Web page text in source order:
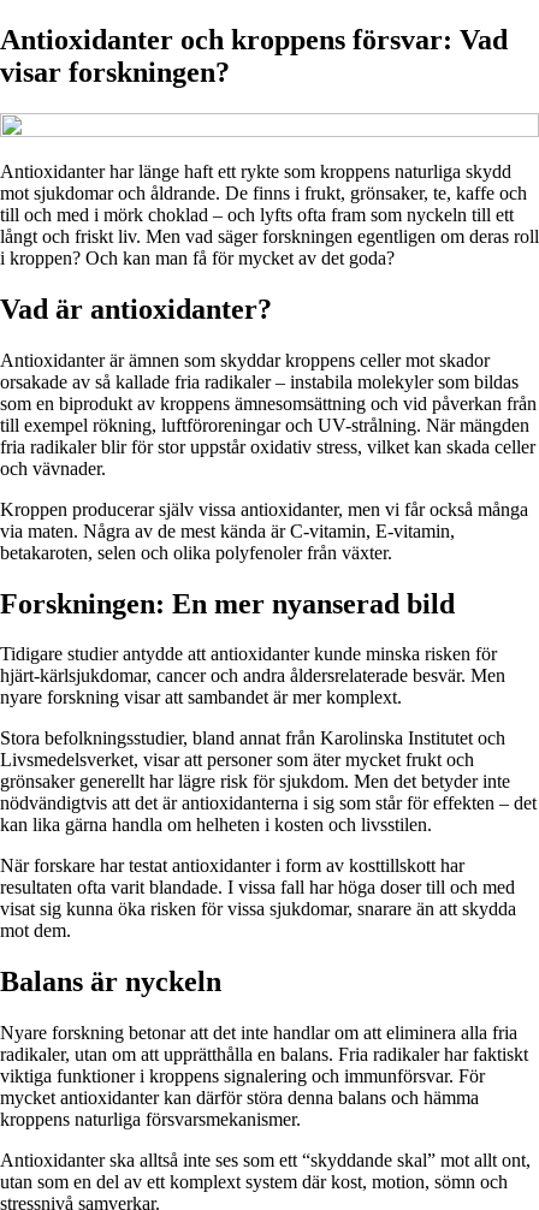
Antioxidanter och kroppens försvar: Vad
visar forskningen?
Antioxidanter har länge haft ett rykte som kroppens naturliga skydd
mot sjukdomar och åldrande. De finns i frukt, grönsaker, te, kaffe och
till och med i mörk choklad – och lyfts ofta fram som nyckeln till ett
långt och friskt liv. Men vad säger forskningen egentligen om deras roll
i kroppen? Och kan man få för mycket av det goda?
Vad är antioxidanter?
Antioxidanter är ämnen som skyddar kroppens celler mot skador
orsakade av så kallade fria radikaler – instabila molekyler som bildas
som en biprodukt av kroppens ämnesomsättning och vid påverkan från
till exempel rökning, luftföroreningar och UV-strålning. När mängden
fria radikaler blir för stor uppstår oxidativ stress, vilket kan skada celler
och vävnader.
Kroppen producerar själv vissa antioxidanter, men vi får också många
via maten. Några av de mest kända är C-vitamin, E-vitamin,
betakaroten, selen och olika polyfenoler från växter.
Forskningen: En mer nyanserad bild
Tidigare studier antydde att antioxidanter kunde minska risken för
hjärt-kärlsjukdomar, cancer och andra åldersrelaterade besvär. Men
nyare forskning visar att sambandet är mer komplext.
Stora befolkningsstudier, bland annat från Karolinska Institutet och
Livsmedelsverket, visar att personer som äter mycket frukt och
grönsaker generellt har lägre risk för sjukdom. Men det betyder inte
nödvändigtvis att det är antioxidanterna i sig som står för effekten – det
kan lika gärna handla om helheten i kosten och livsstilen.
När forskare har testat antioxidanter i form av kosttillskott har
resultaten ofta varit blandade. I vissa fall har höga doser till och med
visat sig kunna öka risken för vissa sjukdomar, snarare än att skydda
mot dem.
Balans är nyckeln
Nyare forskning betonar att det inte handlar om att eliminera alla fria
radikaler, utan om att upprätthålla en balans. Fria radikaler har faktiskt
viktiga funktioner i kroppens signalering och immunförsvar. För
mycket antioxidanter kan därför störa denna balans och hämma
kroppens naturliga försvarsmekanismer.
Antioxidanter ska alltså inte ses som ett “skyddande skal” mot allt ont,
utan som en del av ett komplext system där kost, motion, sömn och
stressnivå samverkar.